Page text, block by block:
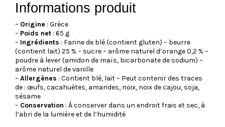
Informations produit
– Origine : Grèce
– Poids net : 65 g
– Ingrédients : Farine de blé (contient gluten) – beurre
(contient lait) 25 % – sucre – arôme naturel d’orange 0,2 % –
poudre à lever (amidon de maïs, bicarbonate de sodium) –
arôme naturel de vanille
– Allergènes : Contient blé, lait – Peut contenir des traces
de : œufs, cacahuètes, amandes, noix, noix de cajou, soja,
sésame
– Conservation : À conserver dans un endroit frais et sec, à
l’abri de la lumière et de l’humidité